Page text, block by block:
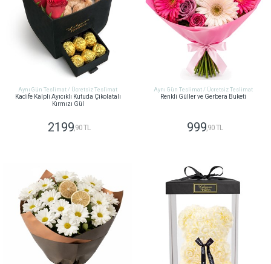
Aynı Gün Teslimat / Ücretsiz Teslimat
Kadife Kalpli Ayıcıklı Kutuda Çikolatalı
Kırmızı Gül
2199 ,90 TL
Aynı Gün Teslimat / Ücretsiz Teslimat
Renkli Güller ve Gerbera Buketi
999,90 TL